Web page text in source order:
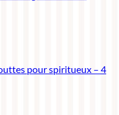
pour spiritueux – 4